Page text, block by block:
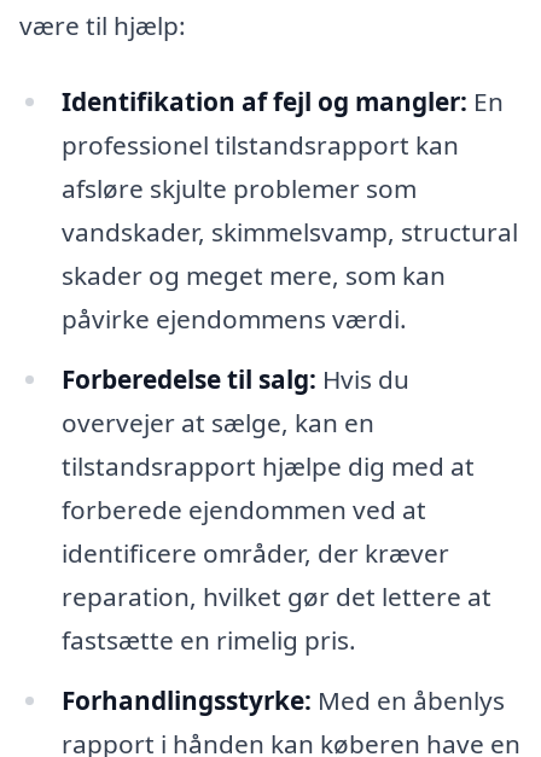
være til hjælp:
Identifikation af fejl og mangler: En
professionel tilstandsrapport kan
afsløre skjulte problemer som
vandskader, skimmelsvamp, structural
skader og meget mere, som kan
påvirke ejendommens værdi.
Forberedelse til salg: Hvis du
overvejer at sælge, kan en
tilstandsrapport hjælpe dig med at
forberede ejendommen ved at
identificere områder, der kræver
reparation, hvilket gør det lettere at
fastsætte en rimelig pris.
Forhandlingsstyrke: Med en åbenlys
rapport i hånden kan køberen have en